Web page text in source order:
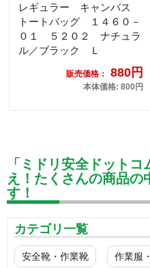
レギュラー キャンバス
トートバッグ １４６０－
０１ ５２０２ ナチュラ
ル／ブラック Ｌ
販売価格： 880円
本体価格: 800円
「ミドリ安全ドット
え！たくさんの商品の
す！
カテゴリ一覧
安全靴・作業靴 作業服